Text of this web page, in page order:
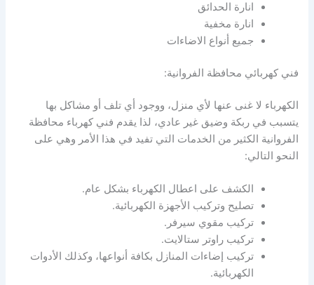
انارة الحدائق
انارة مخفية
جميع أنواع الاضاءات
فني كهربائي محافظة الفروانية:
الكهرباء لا غنى عنها لأي منزل، ووجود أي تلف أو مشاكل بها
يتسبب في ربكة وضيق غير عادي، لذا يقدم فني كهرباء محافظة
الفروانية الكثير من الخدمات التي تفيد في هذا الأمر وهي على
النحو التالي:
الكشف على اعطال الكهرباء بشكل عام.
تصليح وتركيب الأجهزة الكهربائية.
تركيب مقوي سيرفر.
تركيب راوتر ستالايت.
تركيب إضاءات المنازل بكافة أنواعها، وكذلك الأدوات
الكهربائية.